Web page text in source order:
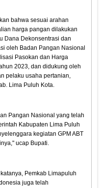
bahwa sesuai arahan
harga pangan dilakukan
Dana Dekonsentrasi dan
oleh Badan Pangan Nasional
Pasokan dan Harga
2023, dan didukung oleh
pelaku usaha pertanian,
Lima Puluh Kota.
Pangan Nasional yang telah
Kabupaten Lima Puluh
kegiatan GPM ABT
ucap Bupati.
Pemkab Limapuluh
juga telah